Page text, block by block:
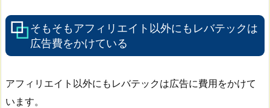
そもそもアフィリエイト以外にもレバテックは
広告費をかけている
アフィリエイト以外にもレバテックは広告に費用をかけて
います。